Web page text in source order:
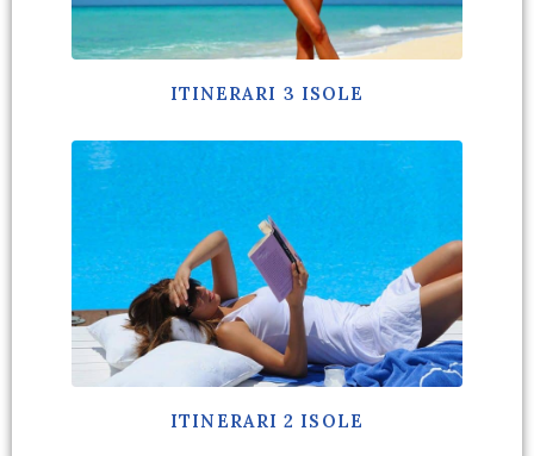
ITINERARI 3 ISOLE
ITINERARI 2 ISOLE